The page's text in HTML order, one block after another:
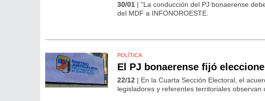
30/01 | "La conducción del PJ bonaerense
del MDF a INFONOROESTE.
POLÍTICA
El PJ bonaerense fijó
22/12 | En la Cuarta Sección Electoral, el
legisladores y referentes territoriales